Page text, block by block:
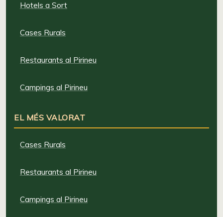
Hotels a Sort
Cases Rurals
Restaurants al Pirineu
Campings al Pirineu
EL MÉS VALORAT
Cases Rurals
Restaurants al Pirineu
Campings al Pirineu